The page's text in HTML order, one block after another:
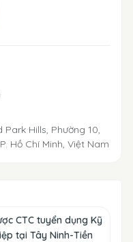
Park Hills, Phường 10,
Hồ Chí Minh, Việt Nam
CTC tuyển dụng Kỹ
tại Tây Ninh-Tiền